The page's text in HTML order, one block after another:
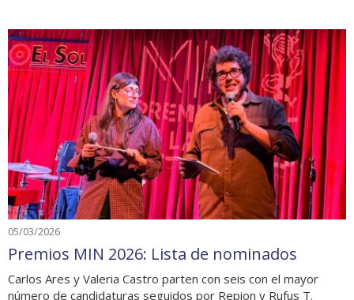
05/03/2026
Premios MIN 2026: Lista de nominados
Carlos Ares y Valeria Castro parten con seis con el mayor
número de candidaturas seguidos por Repion y Rufus T.